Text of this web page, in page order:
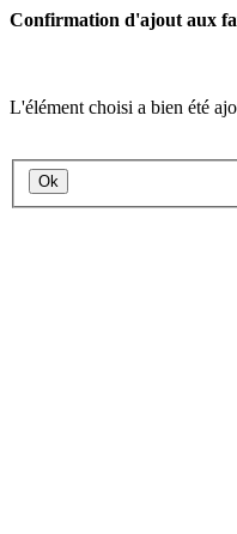
Confirmation d'ajout aux
L'élément choisi a bien été